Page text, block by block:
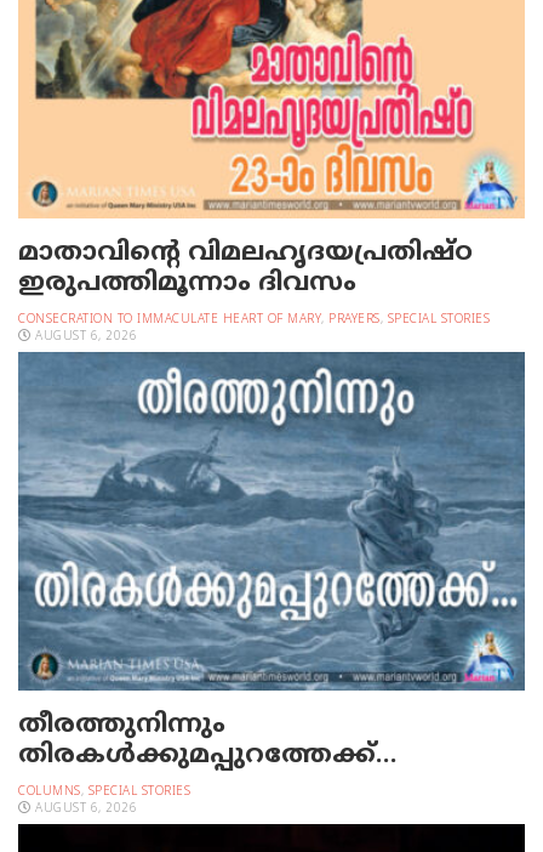
മാതാവിന്റെ വിമലഹൃദയപ്രതിഷ്ഠ
ഇരുപത്തിമൂന്നാം ദിവസം
CONSECRATION TO IMMACULATE HEART OF MARY, PRAYERS, SPECIAL STORIES
AUGUST 6, 2026
തീരത്തുനിന്നും
തിരകള്‍ക്കുമപ്പുറത്തേക്ക്…
COLUMNS, SPECIAL STORIES
AUGUST 6, 2026